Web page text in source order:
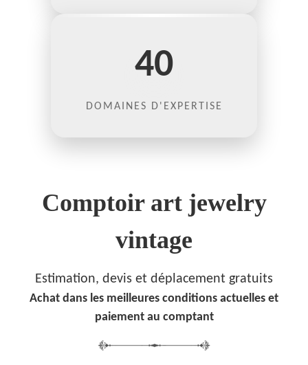
40
DOMAINES D'EXPERTISE
Comptoir art jewelry
vintage
Estimation, devis et déplacement gratuits
Achat dans les meilleures conditions actuelles et
paiement au comptant